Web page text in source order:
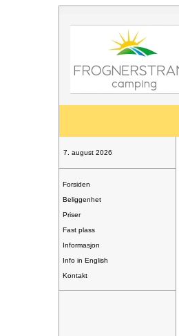
7. august 2026
Forsiden
Beliggenhet
Priser
Fast plass
Informasjon
Info in English
Kontakt